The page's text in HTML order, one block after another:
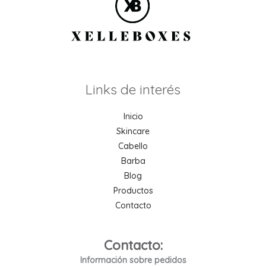
Links de interés
Inicio
Skincare
Cabello
Barba
Blog
Productos
Contacto
Contacto:
Información sobre pedidos